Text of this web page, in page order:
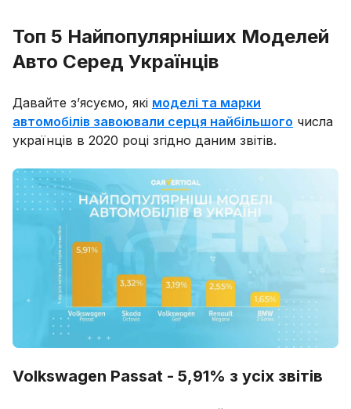
Топ 5 Найпопулярніших Моделей
Авто Серед Українців
Давайте з’ясуємо, які моделі та марки
автомобілів завоювали серця найбільшого числа
українців в 2020 році згідно даним звітів.
Volkswagen Passat - 5,91% з усіх звітів